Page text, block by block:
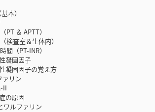
本）
＆ APTT）
査室＆生体内）
（PT-INR）
凝固因子
凝固因子の覚え方
リン
II
の原因
ルファリン